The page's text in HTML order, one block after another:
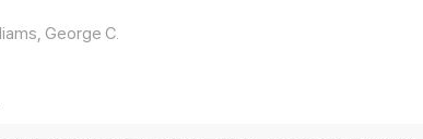
George C.